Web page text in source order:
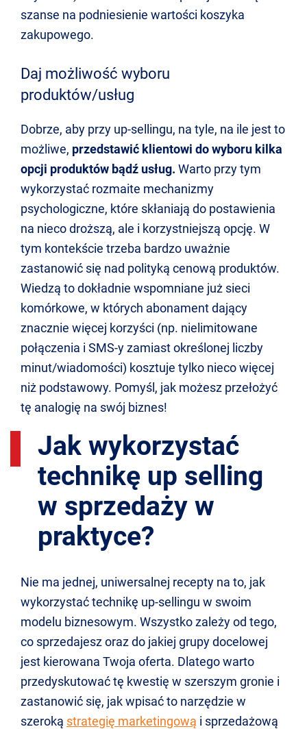
szanse na podniesienie wartości koszyka
zakupowego.
Daj możliwość wyboru
produktów/usług
Dobrze, aby przy up-sellingu, na tyle, na ile jest to
możliwe, przedstawić klientowi do wyboru kilka
opcji produktów bądź usług. Warto przy tym
wykorzystać rozmaite mechanizmy
psychologiczne, które skłaniają do postawienia
na nieco droższą, ale i korzystniejszą opcję. W
tym kontekście trzeba bardzo uważnie
zastanowić się nad polityką cenową produktów.
Wiedzą to dokładnie wspomniane już sieci
komórkowe, w których abonament dający
znacznie więcej korzyści (np. nielimitowane
połączenia i SMS-y zamiast określonej liczby
minut/wiadomości) kosztuje tylko nieco więcej
niż podstawowy. Pomyśl, jak możesz przełożyć
tę analogię na swój biznes!
Jak wykorzystać
technikę up selling
w sprzedaży w
praktyce?
Nie ma jednej, uniwersalnej recepty na to, jak
wykorzystać technikę up-sellingu w swoim
modelu biznesowym. Wszystko zależy od tego,
co sprzedajesz oraz do jakiej grupy docelowej
jest kierowana Twoja oferta. Dlatego warto
przedyskutować tę kwestię w szerszym gronie i
zastanowić się, jak wpisać to narzędzie w
szeroką strategię marketingową i sprzedażową